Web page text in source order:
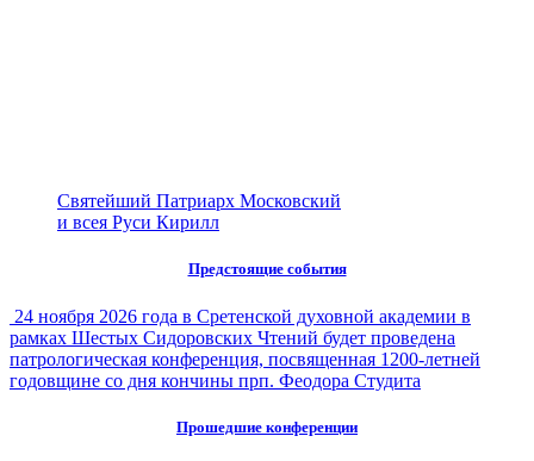
Святейший Патриарх Московский
и всея Руси Кирилл
Предстоящие события
24 ноября 2026 года в Сретенской духовной академии в
рамках Шестых Сидоровских Чтений будет проведена
патрологическая конференция, посвященная 1200-летней
годовщине со дня кончины прп. Феодора Студита
Прошедшие конференции